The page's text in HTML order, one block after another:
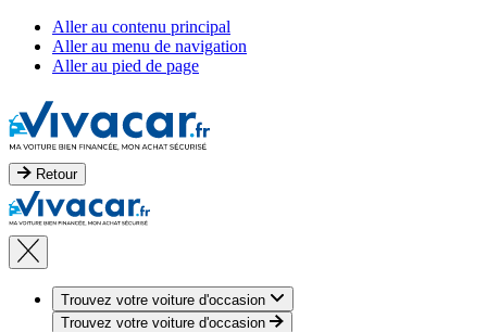
Aller au contenu principal
Aller au menu de navigation
Aller au pied de page
Retour
Trouvez votre voiture d'occasion
Trouvez votre voiture d'occasion